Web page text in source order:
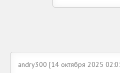
andry300 [14 октября 2025